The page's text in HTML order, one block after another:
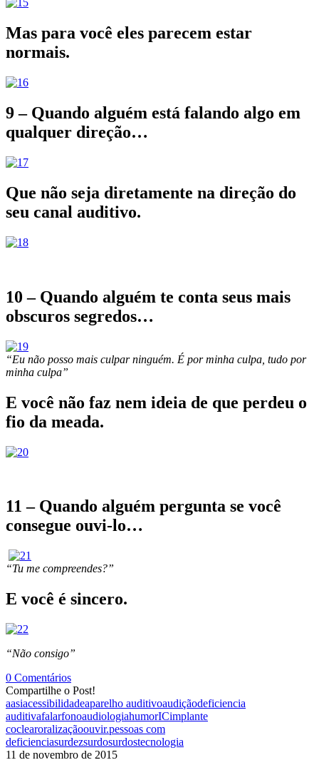
Mas para você eles parecem estar
normais.
9 – Quando alguém está falando algo em
qualquer direção…
Que não seja diretamente na direção do
seu canal auditivo.
10 – Quando alguém te conta seus mais
obscuros segredos…
“Eu não posso mais culpar ninguém. É por minha culpa, tudo por
minha culpa”
E você não faz nem ideia de que perdeu o
fio da meada.
11 – Quando alguém pergunta se você
consegue ouvi-lo…
“Tu me compreendes?”
E você é sincero.
“Não consigo”
0 Comentários
Compartilhe o Post!
aasiacessibilidadeaparelho auditivoaudiçãodeficiencia
auditivafalarfonoaudiologiahumorICimplante
coclearoralizaçãoouvir.pessoas com
deficienciasurdezsurdosurdostecnologia
11 de novembro de 2015